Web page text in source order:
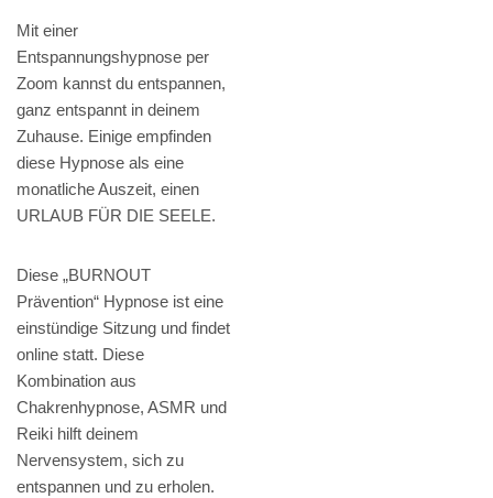
Mit einer
Entspannungshypnose per
Zoom kannst du entspannen,
ganz entspannt in deinem
Zuhause. Einige empfinden
diese Hypnose als eine
monatliche Auszeit, einen
URLAUB FÜR DIE SEELE.
Diese „BURNOUT
Prävention“ Hypnose ist eine
einstündige Sitzung und findet
online statt. Diese
Kombination aus
Chakrenhypnose, ASMR und
Reiki hilft deinem
Nervensystem, sich zu
entspannen und zu erholen.